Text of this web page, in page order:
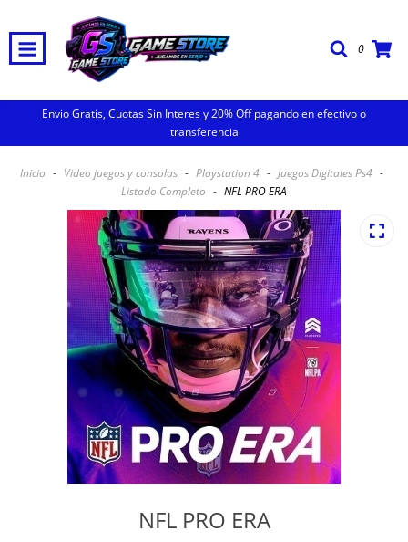
0
Envio Gratis, Cuotas Sin Interes y 20% Off pagando en efectivo o
transferencia
Inicio - Video juegos y consolas - Playstation 4 - Juegos Digitales Ps4 -
Listado Completo - NFL PRO ERA
NFL PRO ERA